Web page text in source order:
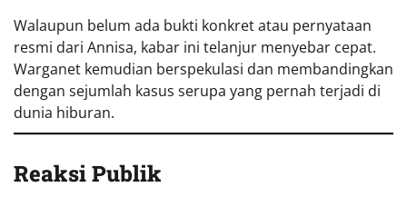
Walaupun belum ada bukti konkret atau pernyataan
resmi dari Annisa, kabar ini telanjur menyebar cepat.
Warganet kemudian berspekulasi dan membandingkan
dengan sejumlah kasus serupa yang pernah terjadi di
dunia hiburan.
Reaksi Publik